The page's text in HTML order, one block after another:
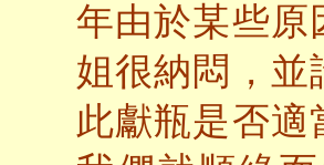
年由於某些原
姐很納悶，並
此獻瓶是否適